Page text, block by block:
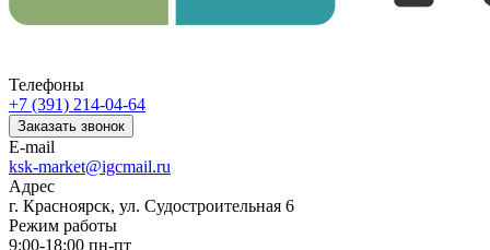
Телефоны
+7 (391) 214-04-64
Заказать звонок
E-mail
ksk-market@igcmail.ru
Адрес
г. Красноярск, ул. Судостроительная 6
Режим работы
9:00-18:00 пн-пт